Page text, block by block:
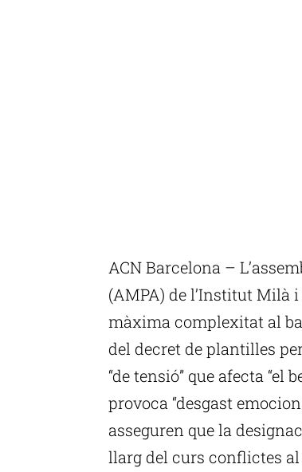
ACN Barcelona –
(AMPA) de l’Institut Milà
màxima complexitat al
del decret de plantilles
“de tensió” que afecta “el
provoca “desgast
asseguren que la
llarg del curs conflictes